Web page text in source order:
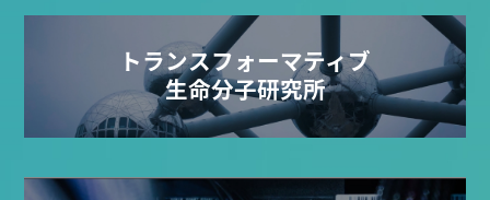
トランスフォーマティブ
生命分子研究所